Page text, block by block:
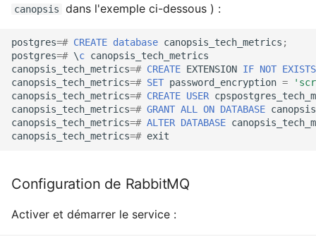
canopsis dans l'exemple ci-dessous ) :
postgres=# CREATE database canopsis_tech_metrics ;
postgres=# \c canopsis_tech_metrics
canopsis_tech_metrics=# CREATE EXTENSION IF NOT EXISTS
canopsis_tech_metrics=# SET password_encryption =
canopsis_tech_metrics=# CREATE USER
canopsis_tech_metrics=# GRANT ALL ON DATABASE
canopsis_tech_metrics=# ALTER DATABASE
canopsis_tech_metrics=# exit
Configuration de RabbitMQ
Activer et démarrer le service :